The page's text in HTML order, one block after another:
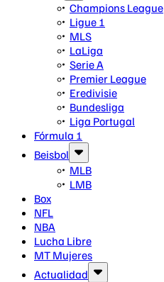
Champions League
Ligue 1
MLS
LaLiga
Serie A
Premier League
Eredivisie
Bundesliga
Liga Portugal
Fórmula 1
Beisbol
MLB
LMB
Box
NFL
NBA
Lucha Libre
MT Mujeres
Actualidad